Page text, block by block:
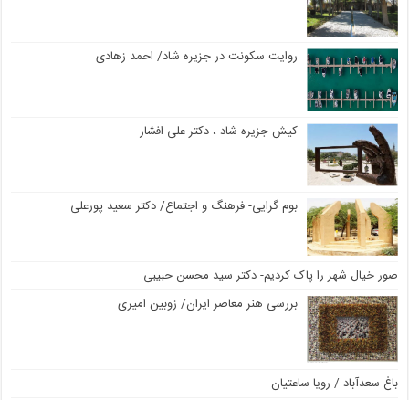
روایت سکونت در جزیره شاد/ احمد زهادی
کیش جزیره شاد ، دکتر علی افشار
بوم گرایی- فرهنگ و اجتماع/ دکتر سعید پورعلی
صور خیال شهر را پاک کردیم- دکتر سید محسن حبیبی
بررسی هنر معاصر ایران/ زوبین امیری
باغ سعدآباد / رویا ساعتیان